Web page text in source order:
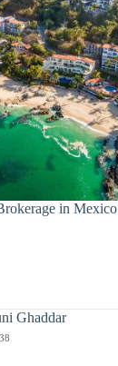
in Mexico
Ghaddar